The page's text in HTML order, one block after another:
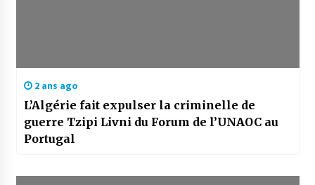
2 ans ago
L’Algérie fait expulser la criminelle de
guerre Tzipi Livni du Forum de l’UNAOC au
Portugal